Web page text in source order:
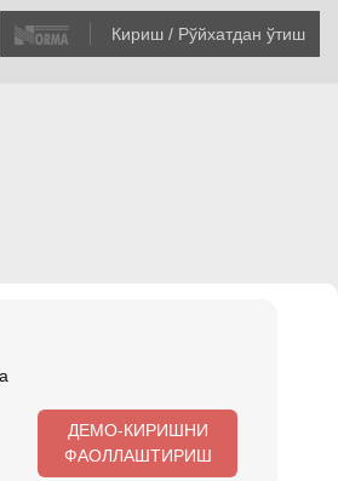
Кириш / Рўйхатдан ўтиш
ДЕМО-КИРИШНИ
ФАОЛЛАШТИРИШ